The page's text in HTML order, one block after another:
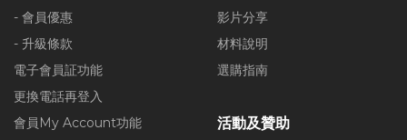
- 會員優惠
- 升級條款
電子會員証功能
更換電話再登入
會員My Account功能
影片分享
材料說明
選購指南
活動及贊助